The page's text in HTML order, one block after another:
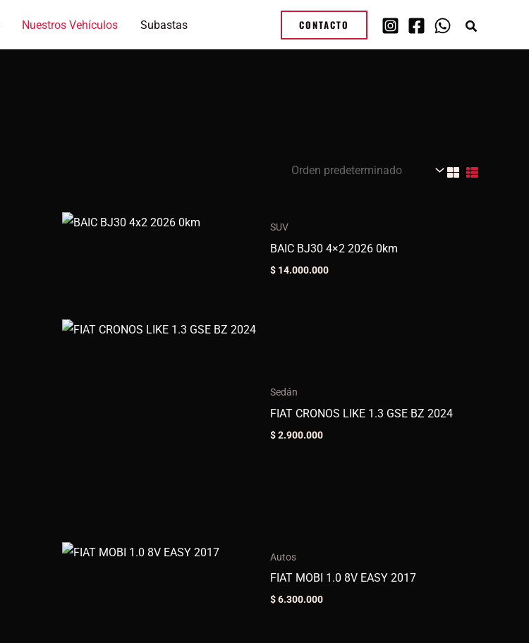
Nuestros Vehículos Subastas CONTACTO
SUV
BAIC BJ30 4×2 2026 0km
$ 14.000.000
Sedán
FIAT CRONOS LIKE 1.3 GSE BZ 2024
$2.900.000
Autos
FIAT MOBI 1.0 8V EASY 2017
$6.300.000